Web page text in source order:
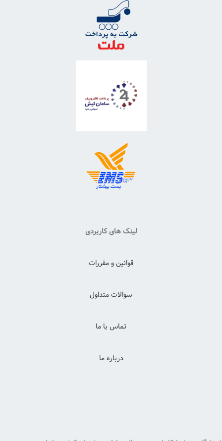
لینک های کاربردی
قوانین و مقررات
سوالات متداول
تماس با ما
درباره ما